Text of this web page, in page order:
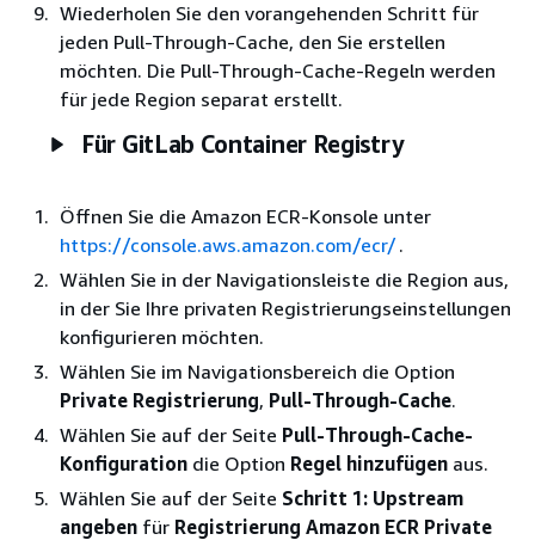
Wiederholen Sie den vorangehenden Schritt für
jeden Pull-Through-Cache, den Sie erstellen
möchten. Die Pull-Through-Cache-Regeln werden
für jede Region separat erstellt.
Für GitLab Container Registry
Öffnen Sie die Amazon ECR-Konsole unter
https://console.aws.amazon.com/ecr/.
Wählen Sie in der Navigationsleiste die Region aus,
in der Sie Ihre privaten Registrierungseinstellungen
konfigurieren möchten.
Wählen Sie im Navigationsbereich die Option
Private Registrierung, Pull-Through-Cache.
Wählen Sie auf der Seite Pull-Through-Cache-
Konfiguration die Option Regel hinzufügen aus.
Wählen Sie auf der Seite Schritt 1: Upstream
angeben für Registrierung Amazon ECR Private